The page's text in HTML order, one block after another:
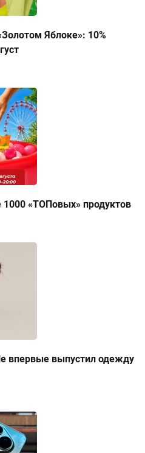
Яблоке»: 10%
«ТОПовых» продуктов
впервые выпустил одежду